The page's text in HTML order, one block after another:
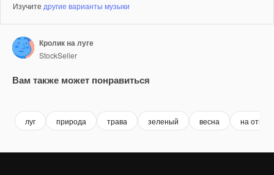
Изучите другие варианты музыки
Кролик на луге
StockSeller
Вам также может понравиться
луг природа трава зеленый весна на